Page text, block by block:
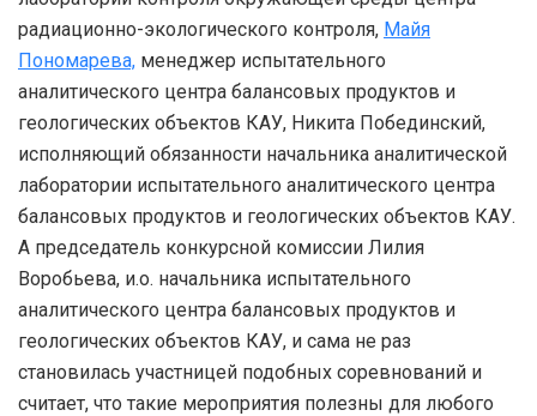
радиационно-экологического контроля, Майя
Пономарева, менеджер испытательного
аналитического центра балансовых продуктов и
геологических объектов КАУ, Никита Побединский,
исполняющий обязанности начальника аналитической
лаборатории испытательного аналитического центра
балансовых продуктов и геологических объектов КАУ.
А председатель конкурсной комиссии Лилия
Воробьева, и.о. начальника испытательного
аналитического центра балансовых продуктов и
геологических объектов КАУ, и сама не раз
становилась участницей подобных соревнований и
считает, что такие мероприятия полезны для любого